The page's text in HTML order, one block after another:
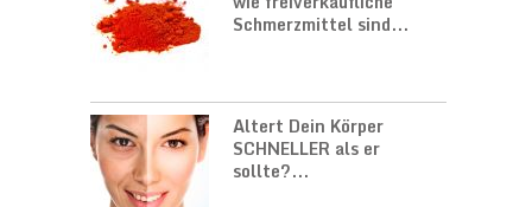
Schmerzmittel sind...
Altert Dein Körper
SCHNELLER als er
sollte?...